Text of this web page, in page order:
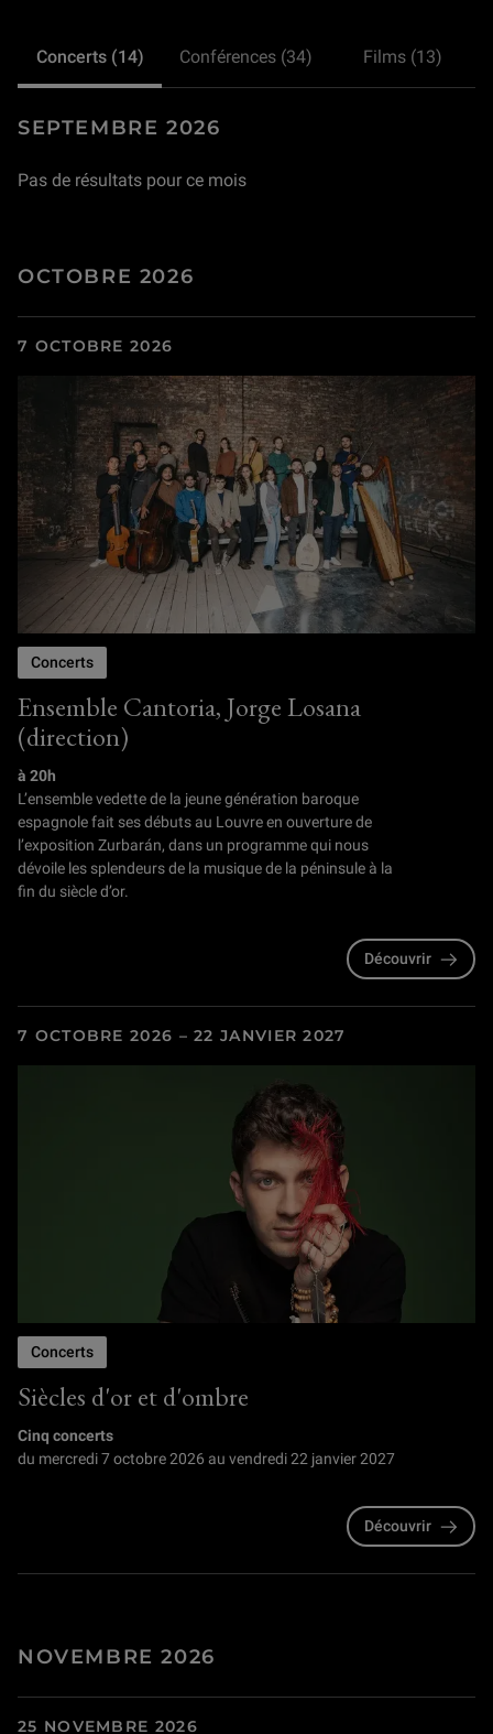
Concerts (14) Conférences (34) Films (13)
SEPTEMBRE 2026
Pas de résultats pour ce mois
OCTOBRE 2026
7 OCTOBRE 2026
Ensemble Cantoria, Jorge Losana
(direction)
Concerts
à 20h
L’ensemble vedette de la jeune génération baroque
espagnole fait ses débuts au Louvre en ouverture de
l’exposition Zurbarán, dans un programme qui nous
dévoile les splendeurs de la musique de la péninsule à la
fin du siècle d’or.
Découvrir
7 OCTOBRE 2026 – 22 JANVIER 2027
Siècles d'or et d'ombre
Concerts
Cinq concerts
du mercredi 7 octobre 2026 au vendredi 22 janvier 2027
Découvrir
NOVEMBRE 2026
25 NOVEMBRE 2026